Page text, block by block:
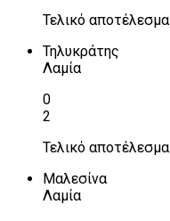
Τελικό αποτέλεσμα
Τηλυκράτης
Λαμία
0
2
Τελικό αποτέλεσμα
Μαλεσίνα
Λαμία